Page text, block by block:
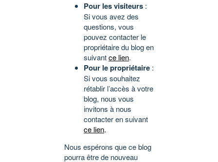
Pour les visiteurs :
Si vous avez des
questions, vous
pouvez contacter le
propriétaire du blog en
suivantce lien.
Pour le propriétaire :
Si vous souhaitez
rétablir l’accès à votre
blog, nous vous
invitons à nous
contacter en suivant
ce lien.
Nous espérons que ce blog
pourra être de nouveau